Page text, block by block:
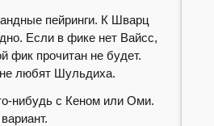
пейринги. К Шварц
Если в фике нет Вайсс,
фик прочитан не будет.
любят Шульдиха.
нибудь с Кеном или Оми.